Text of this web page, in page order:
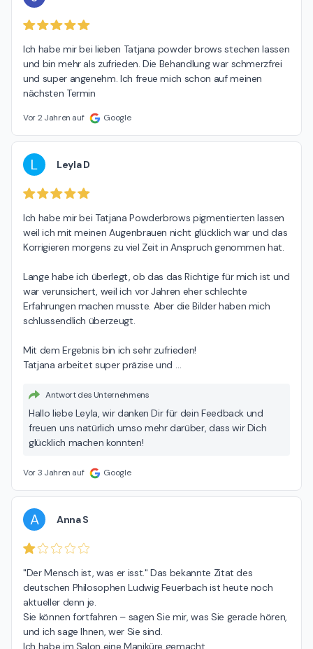
Ich habe mir bei lieben Tatjana powder brows stechen lassen
und bin mehr als zufrieden. Die Behandlung war schmerzfrei
und super angenehm. Ich freue mich schon auf meinen
nächsten Termin
Vor 2 Jahren auf Google
L Leyla D
Ich habe mir bei Tatjana Powderbrows pigmentierten lassen
weil ich mit meinen Augenbrauen nicht glücklich war und das
Korrigieren morgens zu viel Zeit in Anspruch genommen hat.
Lange habe ich überlegt, ob das das Richtige für mich ist und
war verunsichert, weil ich vor Jahren eher schlechte
Erfahrungen machen musste. Aber die Bilder haben mich
schlussendlich überzeugt.
Mit dem Ergebnis bin ich sehr zufrieden!
Tatjana arbeitet super präzise und …
Antwort des Unternehmens
Hallo liebe Leyla, wir danken Dir für dein Feedback und
freuen uns natürlich umso mehr darüber, dass wir Dich
glücklich machen konnten!
Vor 3 Jahren auf Google
A Anna S
"Der Mensch ist, was er isst." Das bekannte Zitat des
deutschen Philosophen Ludwig Feuerbach ist heute noch
aktueller denn je.
Sie können fortfahren – sagen Sie mir, was Sie gerade hören,
und ich sage Ihnen, wer Sie sind.
Ich habe im Salon eine Maniküre gemacht.